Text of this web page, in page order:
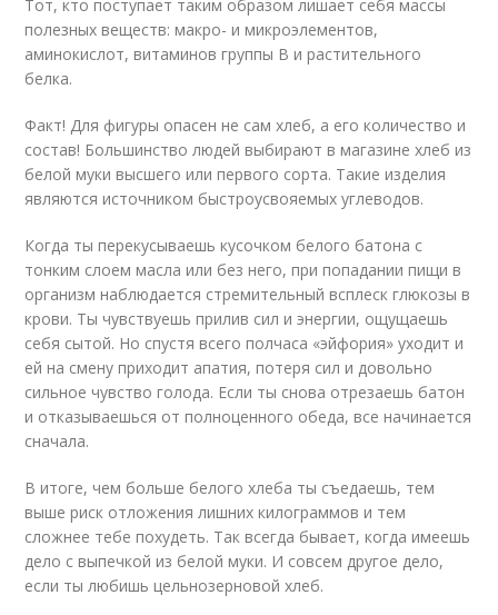
Тот, кто поступает таким образом лишает себя массы
полезных веществ: макро- и микроэлементов,
аминокислот, витаминов группы В и растительного
белка.
Факт! Для фигуры опасен не сам хлеб, а его количество и
состав! Большинство людей выбирают в магазине хлеб из
белой муки высшего или первого сорта. Такие изделия
являются источником быстроусвояемых углеводов.
Когда ты перекусываешь кусочком белого батона с
тонким слоем масла или без него, при попадании пищи в
организм наблюдается стремительный всплеск глюкозы в
крови. Ты чувствуешь прилив сил и энергии, ощущаешь
себя сытой. Но спустя всего полчаса «эйфория» уходит и
ей на смену приходит апатия, потеря сил и довольно
сильное чувство голода. Если ты снова отрезаешь батон
и отказываешься от полноценного обеда, все начинается
сначала.
В итоге, чем больше белого хлеба ты съедаешь, тем
выше риск отложения лишних килограммов и тем
сложнее тебе похудеть. Так всегда бывает, когда имеешь
дело с выпечкой из белой муки. И совсем другое дело,
если ты любишь цельнозерновой хлеб.